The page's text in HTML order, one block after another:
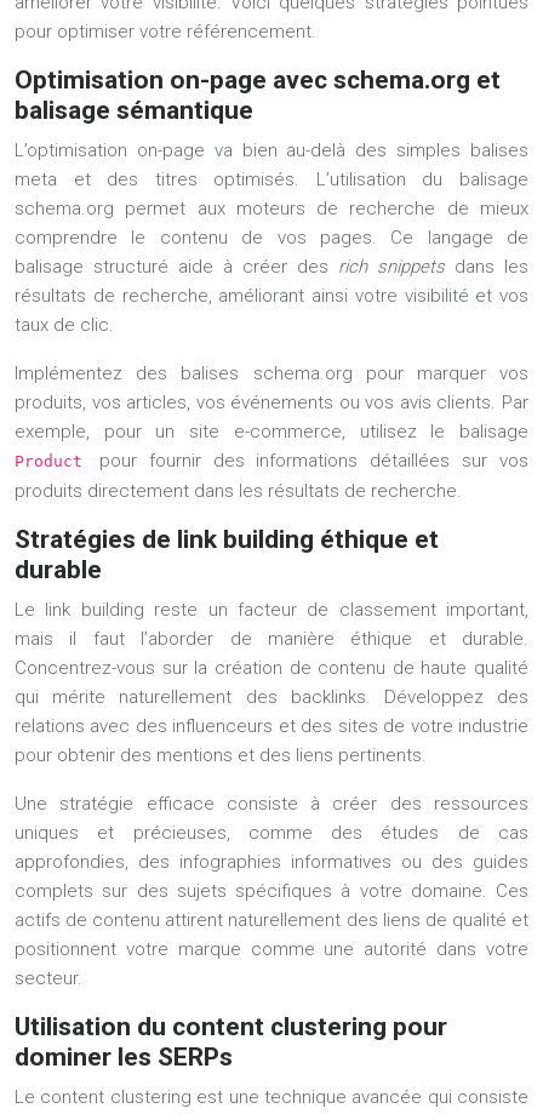
pour optimiser votre référencement.
Optimisation on-page avec schema.org et
balisage sémantique
L’optimisation on-page va bien au-delà des simples balises
meta et des titres optimisés. L’utilisation du balisage
schema.org permet aux moteurs de recherche de mieux
comprendre le contenu de vos pages. Ce langage de
balisage structuré aide à créer des rich snippets dans les
résultats de recherche, améliorant ainsi votre visibilité et vos
taux de clic.
Implémentez des balises schema.org pour marquer vos
produits, vos articles, vos événements ou vos avis clients. Par
exemple, pour un site e-commerce, utilisez le balisage
Product pour fournir des informations détaillées sur vos
produits directement dans les résultats de recherche.
Stratégies de link building éthique et
durable
Le link building reste un facteur de classement important,
mais il faut l’aborder de manière éthique et durable.
Concentrez-vous sur la création de contenu de haute qualité
qui mérite naturellement des backlinks. Développez des
relations avec des influenceurs et des sites de votre industrie
pour obtenir des mentions et des liens pertinents.
Une stratégie efficace consiste à créer des ressources
uniques et précieuses, comme des études de cas
approfondies, des infographies informatives ou des guides
complets sur des sujets spécifiques à votre domaine. Ces
actifs de contenu attirent naturellement des liens de qualité et
positionnent votre marque comme une autorité dans votre
secteur.
Utilisation du content clustering pour
dominer les SERPs
Le content clustering est une technique avancée qui consiste